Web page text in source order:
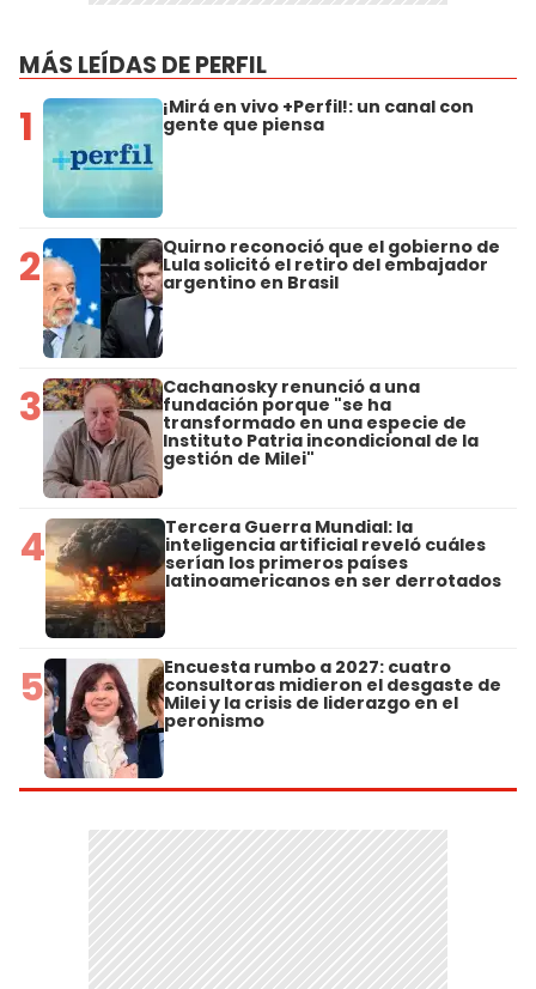
MÁS LEÍDAS DE PERFIL
1 ¡Mirá en vivo +Perfil!: un canal con
gente que piensa
2 Quirno reconoció que el gobierno de
Lula solicitó el retiro del embajador
argentino en Brasil
3 Cachanosky renunció a una
fundación porque "se ha
transformado en una especie de
Instituto Patria incondicional de la
gestión de Milei"
4 Tercera Guerra Mundial: la
inteligencia artificial reveló cuáles
serían los primeros países
latinoamericanos en ser derrotados
5 Encuesta rumbo a 2027: cuatro
consultoras midieron el desgaste de
Milei y la crisis de liderazgo en el
peronismo